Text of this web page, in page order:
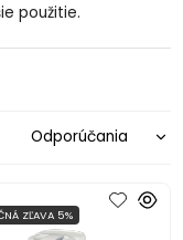
použitie.
ZĽAVA 5%